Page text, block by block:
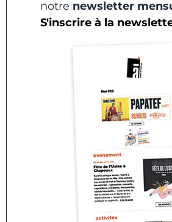
notre newsletter
S'inscrire à la